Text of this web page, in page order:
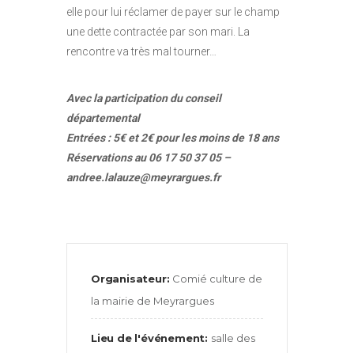
elle pour lui réclamer de payer sur le champ
une dette contractée par son mari. La
rencontre va très mal tourner…
Avec la participation du conseil
départemental
Entrées : 5€ et 2€ pour les moins de 18 ans
Réservations au 06 17 50 37 05 –
andree.lalauze@meyrargues.fr
Organisateur: Comié culture de
la mairie de Meyrargues
Lieu de l'événement: salle des